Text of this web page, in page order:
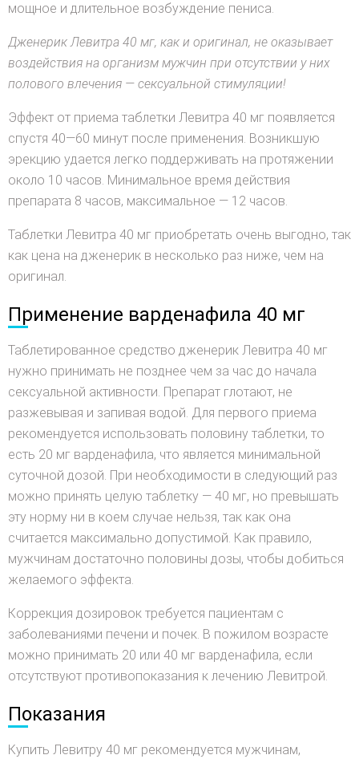
мощное и длительное возбуждение пениса.
Дженерик Левитра 40 мг, как и оригинал, не оказывает
воздействия на организм мужчин при отсутствии у них
полового влечения — сексуальной стимуляции!
Эффект от приема таблетки Левитра 40 мг появляется
спустя 40—60 минут после применения. Возникшую
эрекцию удается легко поддерживать на протяжении
около 10 часов. Минимальное время действия
препарата 8 часов, максимальное — 12 часов.
Таблетки Левитра 40 мг приобретать очень выгодно, так
как цена на дженерик в несколько раз ниже, чем на
оригинал.
Применение варденафила 40 мг
Таблетированное средство дженерик Левитра 40 мг
нужно принимать не позднее чем за час до начала
сексуальной активности. Препарат глотают, не
разжевывая и запивая водой. Для первого приема
рекомендуется использовать половину таблетки, то
есть 20 мг варденафила, что является минимальной
суточной дозой. При необходимости в следующий раз
можно принять целую таблетку — 40 мг, но превышать
эту норму ни в коем случае нельзя, так как она
считается максимально допустимой. Как правило,
мужчинам достаточно половины дозы, чтобы добиться
желаемого эффекта.
Коррекция дозировок требуется пациентам с
заболеваниями печени и почек. В пожилом возрасте
можно принимать 20 или 40 мг варденафила, если
отсутствуют противопоказания к лечению Левитрой.
Показания
Купить Левитру 40 мг рекомендуется мужчинам,